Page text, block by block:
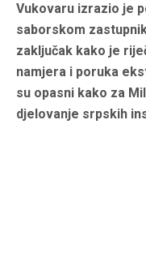
Vukovaru izrazio je
saborskom
zaključak kako je
namjera i poruka
su opasni kako za
djelovanje srpskih